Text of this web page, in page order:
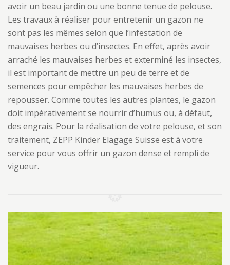
avoir un beau jardin ou une bonne tenue de pelouse.
Les travaux à réaliser pour entretenir un gazon ne
sont pas les mêmes selon que l’infestation de
mauvaises herbes ou d’insectes. En effet, après avoir
arraché les mauvaises herbes et exterminé les insectes,
il est important de mettre un peu de terre et de
semences pour empêcher les mauvaises herbes de
repousser. Comme toutes les autres plantes, le gazon
doit impérativement se nourrir d’humus ou, à défaut,
des engrais. Pour la réalisation de votre pelouse, et son
traitement, ZEPP Kinder Elagage Suisse est à votre
service pour vous offrir un gazon dense et rempli de
vigueur.